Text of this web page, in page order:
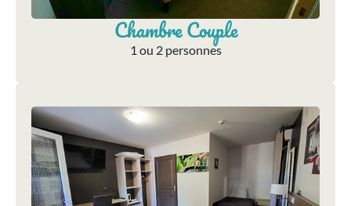
Chambre Couple
1 ou 2 personnes